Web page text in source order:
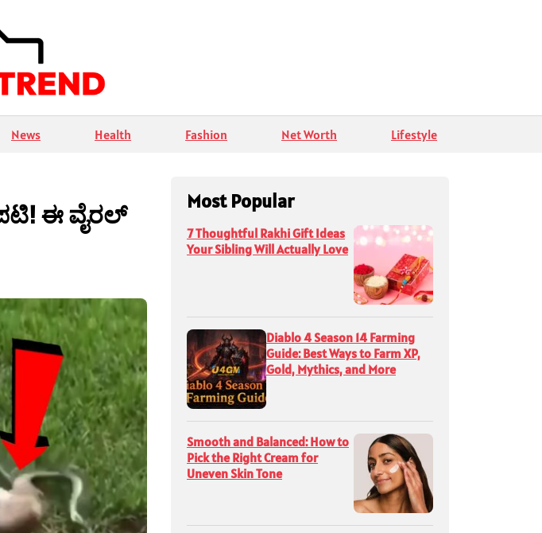
News Health Fashion Net Worth Lifestyle
ಈ ವೈರಲ್
Most Popular
7 Thoughtful Rakhi Gift Ideas
Your Sibling Will Actually Love
Diablo 4 Season 14 Farming
Guide: Best Ways to Farm XP,
Gold, Mythics, and More
Smooth and Balanced: How to
Pick the Right Cream for
Uneven Skin Tone